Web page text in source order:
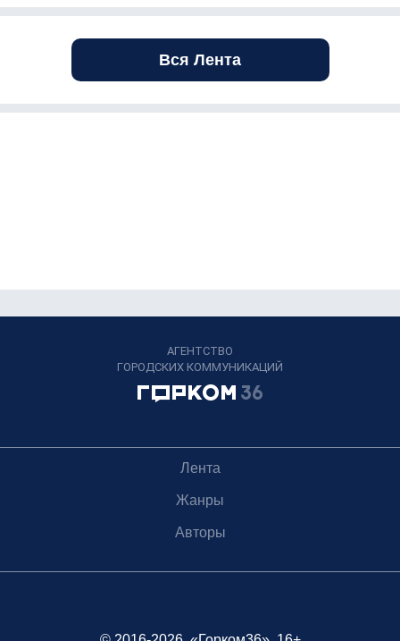
Вся Лента
АГЕНТСТВО
ГОРОДСКИХ КОММУНИКАЦИЙ
Лента
Жанры
Авторы